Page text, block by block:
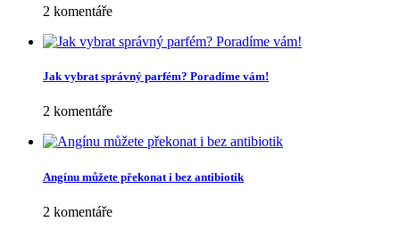
2 komentáře
Jak vybrat správný parfém? Poradíme vám!
2 komentáře
Angínu můžete překonat i bez antibiotik
2 komentáře